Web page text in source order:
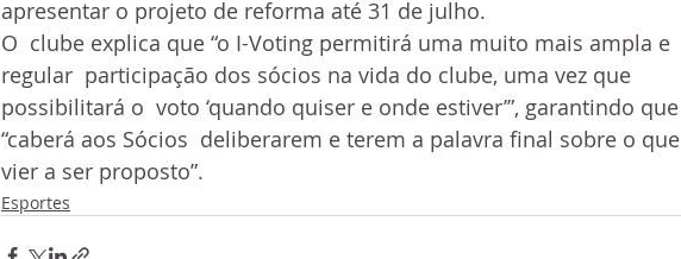
apresentar o projeto de reforma até 31 de julho.
O  clube explica que “o I-Voting permitirá uma muito mais ampla e
regular  participação dos sócios na vida do clube, uma vez que
possibilitará o  voto ‘quando quiser e onde estiver’”, garantindo que
“caberá aos Sócios  deliberarem e terem a palavra final sobre o que
vier a ser proposto”.
Esportes